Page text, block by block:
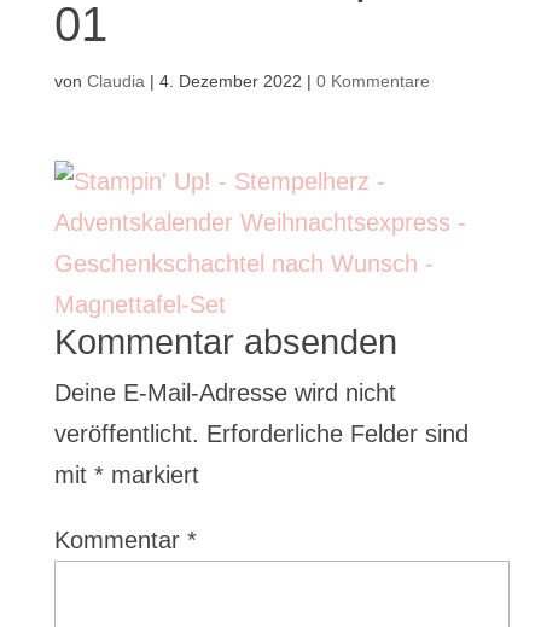
01
von Claudia | 4. Dezember 2022 | 0 Kommentare
Kommentar absenden
Deine E-Mail-Adresse wird nicht
veröffentlicht. Erforderliche Felder sind
mit *markiert
Kommentar *